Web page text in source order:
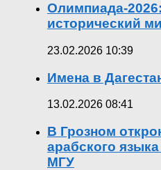
Олимпиада-
исторический
23.02.2026 10:39
Имена в
13.02.2026 08:41
В Грозном
арабского
МГУ